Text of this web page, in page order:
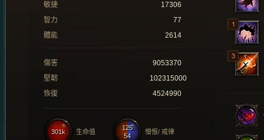
敏捷
17306
智力
77
體能
2614
傷害
9053370
堅韌
102315000
恢復
4524990
125
54
憎恨/ 戒律
301k 生命值